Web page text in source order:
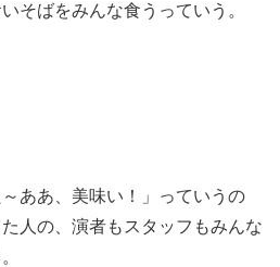
そばをみんな食うっていう。
ああ、美味い！」っていうの
人の、演者もスタッフもみんな